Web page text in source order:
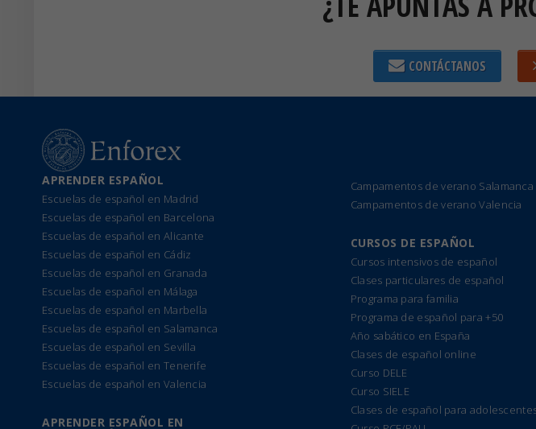
CONTÁCTANOS
APRENDER ESPAÑOL
Escuelas de español en Madrid
Escuelas de español en Barcelona
Escuelas de español en Alicante
Escuelas de español en Cádiz
Escuelas de español en Granada
Escuelas de español en Málaga
Escuelas de español en Marbella
Escuelas de español en Salamanca
Escuelas de español en Sevilla
Escuelas de español en Tenerife
Escuelas de español en Valencia
APRENDER ESPAÑOL EN
Campamentos de verano Salamanca
Campamentos de verano Valencia
CURSOS DE ESPAÑOL
Cursos intensivos de español
Clases particulares de español
Programa para familia
Programa de español para +50
Año sabático en España
Clases de español online
Curso DELE
Curso SIELE
Clases de español para